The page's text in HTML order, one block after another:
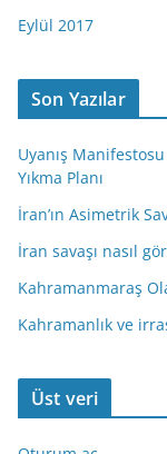
Eylül 2017
Son Yazılar
Uyanış
Yıkma Planı
İran’ın Asimetrik
İran savaşı nasıl
Kahramanmaraş
Kahramanlık ve
Üst veri